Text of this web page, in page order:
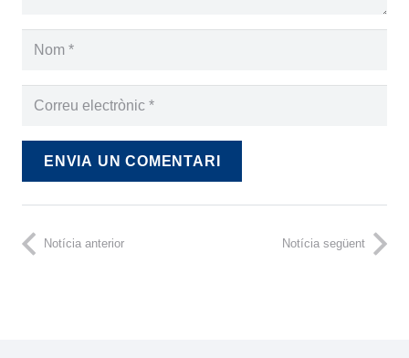
ENVIA UN COMENTARI
Notícia anterior Notícia següent